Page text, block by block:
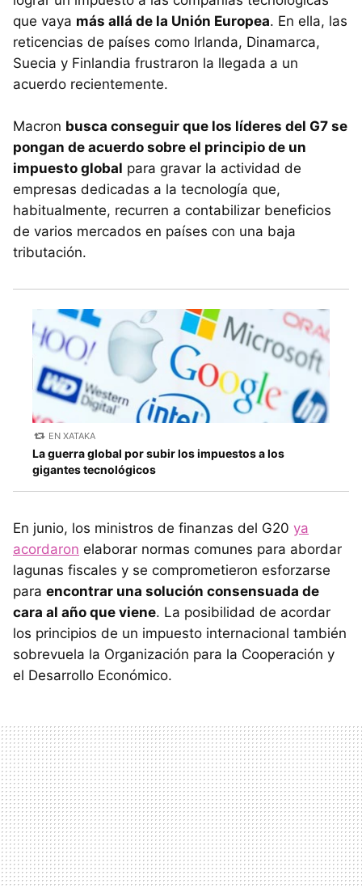
que vaya más allá de la Unión Europea. En ella, las
reticencias de países como Irlanda, Dinamarca,
Suecia y Finlandia frustraron la llegada a un
acuerdo recientemente.
Macron busca conseguir que los líderes del G7 se
pongan de acuerdo sobre el principio de un
impuesto global para gravar la actividad de
empresas dedicadas a la tecnología que,
habitualmente, recurren a contabilizar beneficios
de varios mercados en países con una baja
tributación.
EN XATAKA
La guerra global por subir los impuestos a los
gigantes tecnológicos
En junio, los ministros de finanzas del G20 ya
acordaron elaborar normas comunes para abordar
lagunas fiscales y se comprometieron esforzarse
para encontrar una solución consensuada de
cara al año que viene. La posibilidad de acordar
los principios de un impuesto internacional también
sobrevuela la Organización para la Cooperación y
el Desarrollo Económico.